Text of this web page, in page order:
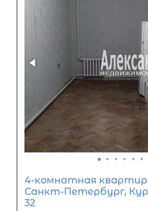
3-комнатная
СПб, Кировский
15 900 000 ₽